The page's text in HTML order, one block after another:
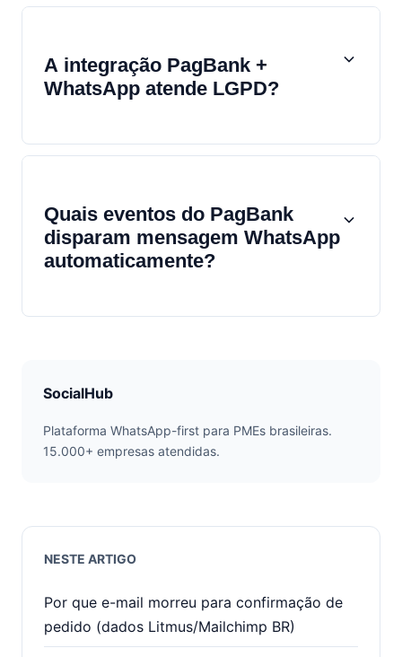
A integração PagBank +
WhatsApp atende LGPD?
Quais eventos do PagBank
disparam mensagem WhatsApp
automaticamente?
SocialHub
Plataforma WhatsApp-first para PMEs brasileiras.
15.000+ empresas atendidas.
NESTE ARTIGO
Por que e-mail morreu para confirmação de
pedido (dados Litmus/Mailchimp BR)